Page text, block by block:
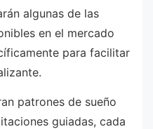
algunas de las
en el mercado
para facilitar
patrones de sueño
guiadas, cada